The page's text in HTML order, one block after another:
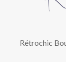
Rétrochic